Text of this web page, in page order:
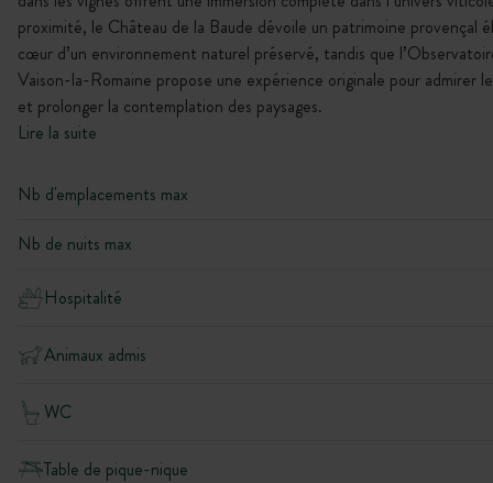
proximité, le Château de la Baude dévoile un patrimoine provençal
cœur d’un environnement naturel préservé, tandis que
Vaison-la-Romaine propose une expérience originale pour admirer
et prolonger la contemplation des paysages.
Lire la suite
Nb d'emplacements max
Nb de nuits max
Hospitalité
Animaux admis
WC
Table de pique-nique